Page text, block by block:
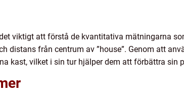
viktigt att förstå de kvantitativa mätningarna
distans från centrum av ”house”. Genom att
kast, vilket i sin tur hjälper dem att förbättra sin